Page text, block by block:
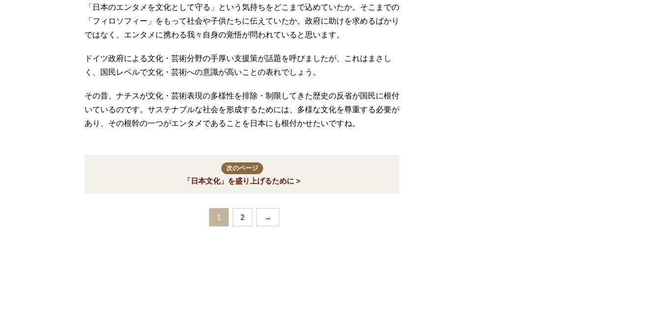
「日本のエンタメを文化として守る」という気持ちをどこまで込めていたか。そこまでの
「フィロソフィー」をもって社会や子供たちに伝えていたか。政府に助けを求めるばかり
ではなく、エンタメに携わる我々自身の覚悟が問われていると思います。
ドイツ政府による文化・芸術分野の手厚い支援策が話題を呼びましたが、これはまさし
く、国民レベルで文化・芸術への意識が高いことの表れでしょう。
その昔、ナチスが文化・芸術表現の多様性を排除・制限してきた歴史の反省が国民に根付
いているのです。サステナブルな社会を形成するためには、多様な文化を尊重する必要が
あり、その根幹の一つがエンタメであることを日本にも根付かせたいですね。
次のページ
「日本文化」を盛り上げるために >
1 2 →